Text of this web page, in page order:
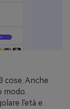
cose. Anche
modo.
l'età e